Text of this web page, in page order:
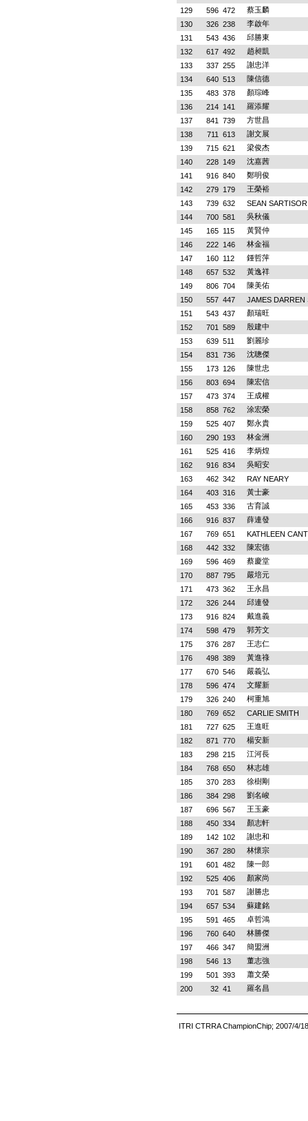
129
596 472
蔡玉麟
130
326 238
李啟年
131
543 436
邱勝東
132
617 492
趙昶凱
133
337 255
謝忠洋
134
640 513
陳信德
135
483 378
顏琮峰
136
214 141
羅添耀
137
841 739
方世昌
138
711 613
謝文展
139
715 621
梁俊杰
140
228 149
沈嘉茜
141
916 840
鄭明俊
142
279 179
王榮裕
143
739 632
SEAN SARTISOR
144
700 581
吳秋儀
145
165 115
黃賢仲
146
222 146
林金福
147
160 112
鍾哲萍
148
657 532
黃逸祥
149
806 704
陳美佑
150
557 447
JAMES DARREN
151
543 437
顏瑞旺
152
701 589
殷建中
153
639 511
劉麗珍
154
831 736
沈聰傑
155
173 126
陳世忠
156
803 694
陳宏信
157
473 374
王成權
158
858 762
涂宏榮
159
525 407
鄭永貴
160
290 193
林金洲
161
525 416
李炳煌
162
916 834
吳昭安
163
462 342
RAY NEARY
164
403 316
黃士豪
165
453 336
古育誠
166
916 837
薛連發
167
769 651
KATHLEEN
168
442 332
陳宏德
169
596 469
蔡慶堂
170
887 795
嚴培元
171
473 362
王永昌
172
326 244
邱連發
173
916 824
戴進義
174
598 479
郭芳文
175
376 287
王志仁
176
498 389
黃進祿
177
670 546
嚴義弘
178
596 474
文耀新
179
326 240
柯重旭
180
769 652
CARLIE SMITH
181
727 625
王進旺
182
871 770
楊安新
183
298 215
江河長
184
768 650
林志雄
185
370 283
徐樹剛
186
384 298
劉名峻
187
696 567
王玉豪
188
450 334
顏志軒
189
142 102
謝忠和
190
367 280
林懷宗
191
601 482
陳一郎
192
525 406
顏家尚
193
701 587
謝勝忠
194
657 534
蘇建銘
195
591 465
卓哲鴻
196
760 640
林勝傑
197
466 347
簡盟洲
198
546 13
董志強
199
501 393
蕭文榮
200
32 41 羅名昌
ITRI CTRRA ChampionChip; 2007/4/